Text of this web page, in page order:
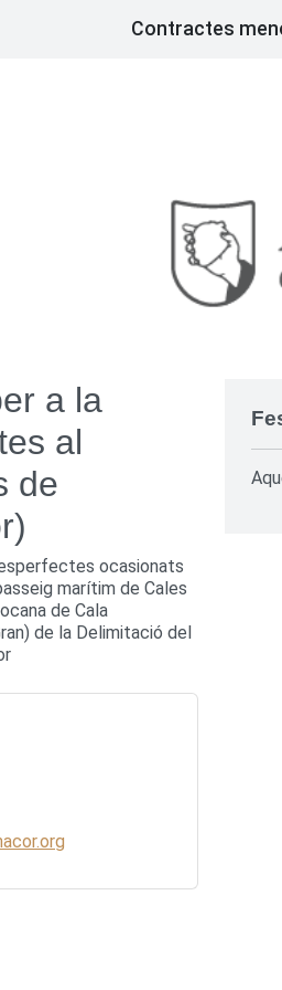
Contractes
a la
al
de
ocasionats
marítim de Cales
de Cala
de la Delimitació del